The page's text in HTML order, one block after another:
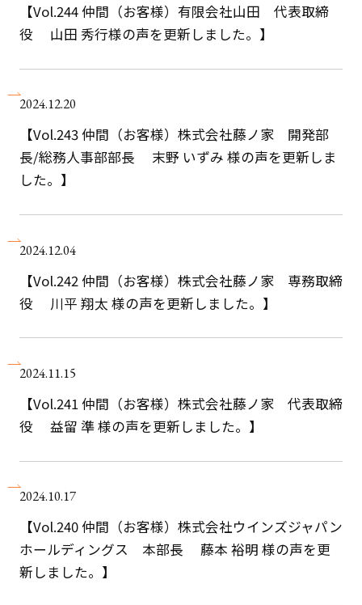
【Vol.244 仲間（お客様）有限会社山田 代表取締
役 山田 秀行様の声を更新しました。】
2024.12.20
【Vol.243 仲間（お客様）株式会社藤ノ家 開発部
長/総務人事部部長 末野 いずみ 様の声を更新しま
した。】
2024.12.04
【Vol.242 仲間（お客様）株式会社藤ノ家 専務取締
役 川平 翔太 様の声を更新しました。】
2024.11.15
【Vol.241 仲間（お客様）株式会社藤ノ家 代表取締
役 益留 準 様の声を更新しました。】
2024.10.17
【Vol.240 仲間（お客様）株式会社ウインズジャパン
ホールディングス 本部長 藤本 裕明 様の声を更
新しました。】